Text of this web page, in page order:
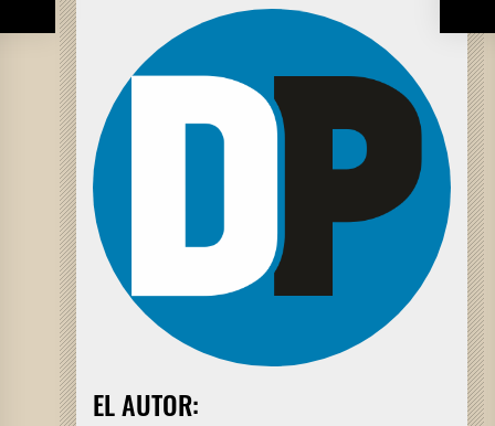
EL AUTOR: